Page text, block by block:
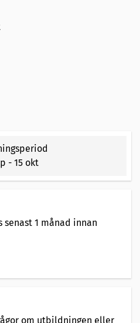
- 15 okt
1 månad innan
om utbildningen eller